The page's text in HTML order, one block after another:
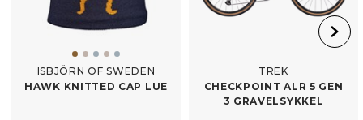
ISBJÖRN OF SWEDEN
HAWK KNITTED CAP LUE
TREK
CHECKPOINT ALR 5 GEN
3 GRAVELSYKKEL